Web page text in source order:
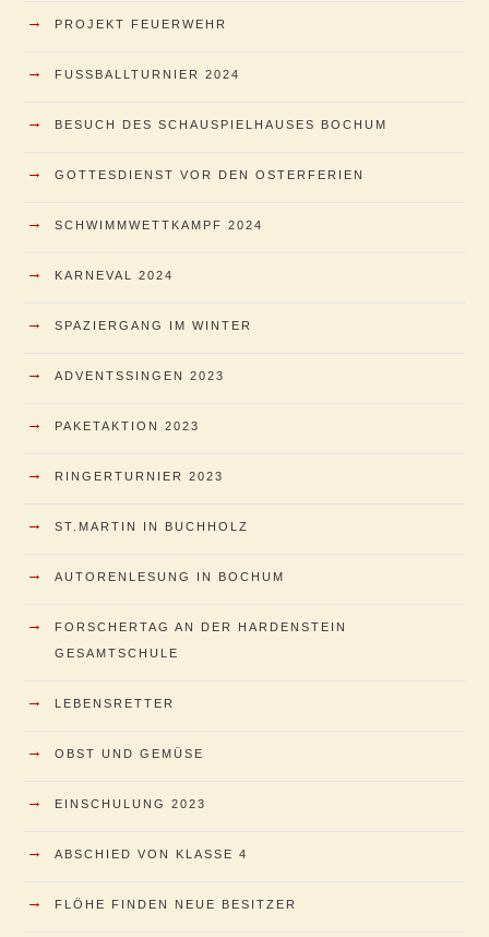
→ PROJEKT FEUERWEHR
→ FUSSBALLTURNIER 2024
→ BESUCH DES SCHAUSPIELHAUSES BOCHUM
→ GOTTESDIENST VOR DEN OSTERFERIEN
→ SCHWIMMWETTKAMPF 2024
→ KARNEVAL 2024
→ SPAZIERGANG IM WINTER
→ ADVENTSSINGEN 2023
→ PAKETAKTION 2023
→ RINGERTURNIER 2023
→ ST.MARTIN IN BUCHHOLZ
→ AUTORENLESUNG IN BOCHUM
→
FORSCHERTAG AN DER HARDENSTEIN
GESAMTSCHULE
→ LEBENSRETTER
→ OBST UND GEMÜSE
→ EINSCHULUNG 2023
→ ABSCHIED VON KLASSE 4
→ FLÖHE FINDEN NEUE BESITZER